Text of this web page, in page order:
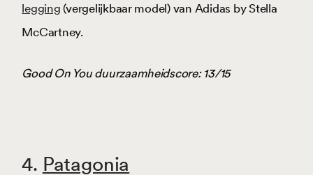
legging (vergelijkbaar model) van Adidas by Stella
McCartney.
Good On You duurzaamheidscore: 13/15
4. Patagonia